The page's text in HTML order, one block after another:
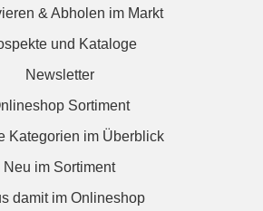
& Abholen im Markt
und Kataloge
Newsletter
Sortiment
Kategorien im Überblick
Neu im Sortiment
damit im Onlineshop